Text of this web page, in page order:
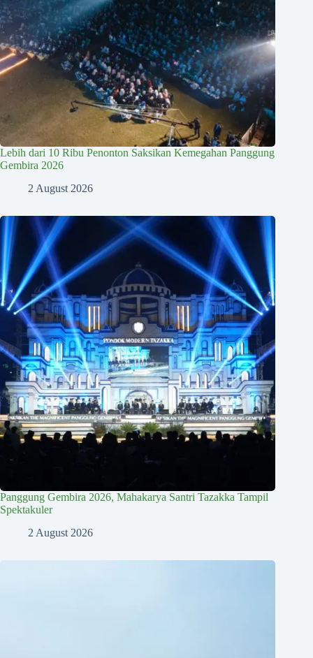
Lebih dari 10 Ribu Penonton Saksikan Kemegahan Panggung
Gembira 2026
2 August 2026
Panggung Gembira 2026, Mahakarya Santri Tazakka Tampil
Spektakuler
2 August 2026